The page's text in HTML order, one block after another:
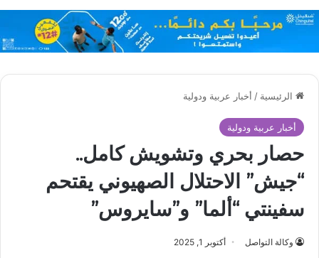
الرئيسية / أخبار عربية ودولية
أخبار عربية ودولية
حصار بحري وتشويش كامل..
“جيش” الاحتلال الصهيوني يقتحم
سفينتي “ألما” و”سايروس”
وكالة التواصل أكتوبر 1, 2025